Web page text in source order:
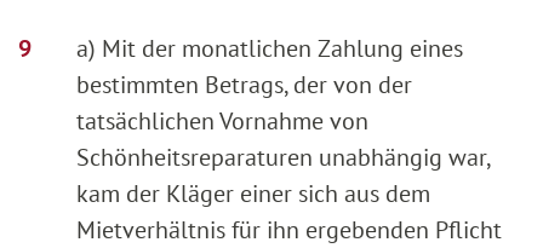
a) Mit der monatlichen Zahlung eines
bestimmten Betrags, der von der
tatsächlichen Vornahme von
Schönheitsreparaturen unabhängig war,
kam der Kläger einer sich aus dem
Mietverhältnis für ihn ergebenden Pflicht